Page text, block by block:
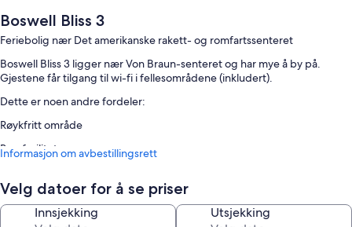
Boswell Bliss 3
Feriebolig nær Det amerikanske rakett- og romfartssenteret
Boswell Bliss 3 ligger nær Von Braun-senteret og har mye å by på.
Gjestene får tilgang til wi-fi i fellesområdene (inkludert).
Dette er noen andre fordeler:
Røykfritt område
Romfasiliteter
i form av klimaanlegg.
Her ser du noen flere romfasiliteter:
Informasjon om avbestillingsrett
Velg datoer for å se priser
Innsjekking Utsjekking